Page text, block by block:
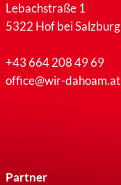
Lebachstraße 1
5322 Hof bei Salzburg
+43 664 208 49 69
office@wir-dahoam.at
Partner